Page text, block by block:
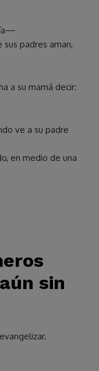
padres aman,
a su mamá decir:
ve a su padre
en medio de una
sin